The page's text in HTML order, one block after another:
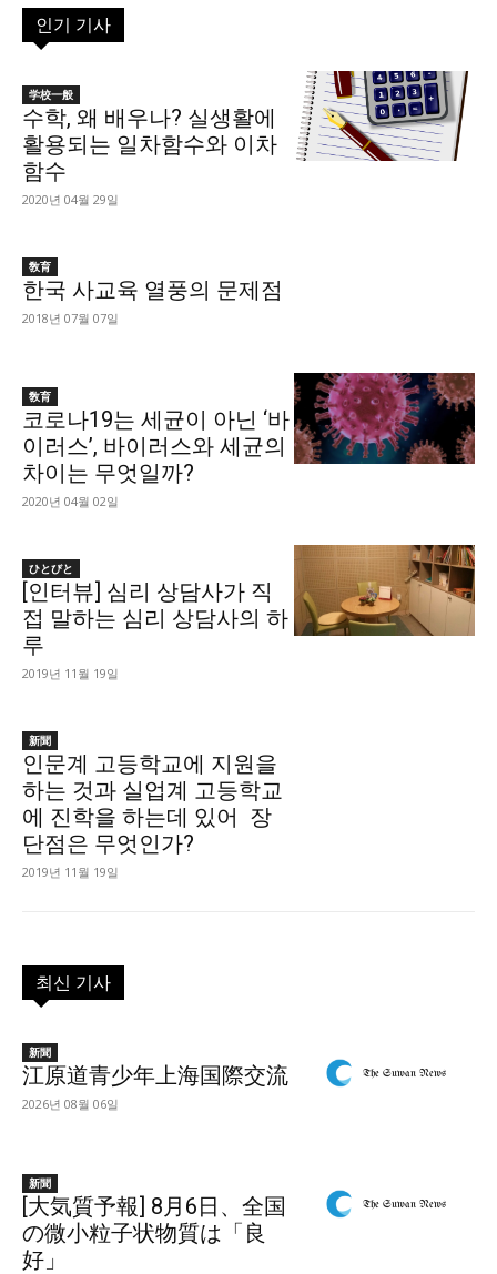
인기 기사
学校一般
수학, 왜 배우나? 실생활에
활용되는 일차함수와 이차
함수
2020년 04월 29일
敎育
한국 사교육 열풍의 문제점
2018년 07월 07일
敎育
코로나19는 세균이 아닌 ‘바
이러스’, 바이러스와 세균의
차이는 무엇일까?
2020년 04월 02일
ひとびと
[인터뷰] 심리 상담사가 직
접 말하는 심리 상담사의 하
루
2019년 11월 19일
新聞
인문계 고등학교에 지원을
하는 것과 실업계 고등학교
에 진학을 하는데 있어 장
단점은 무엇인가?
2019년 11월 19일
최신 기사
新聞
江原道青少年上海国際交流
2026년 08월 06일
新聞
[大気質予報] 8月6日、全国
の微小粒子状物質は「良
好」